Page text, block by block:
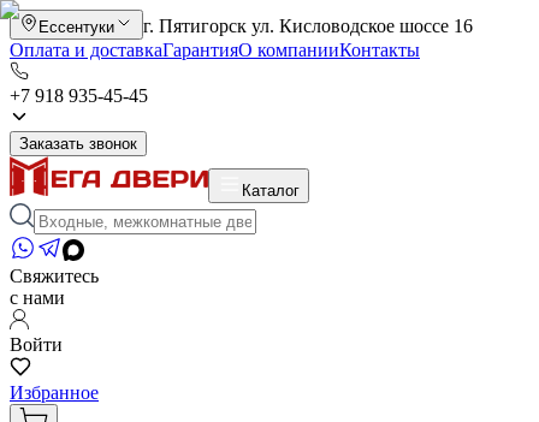
Ессентуки
г. Пятигорск ул. Кисловодское шоссе 16
Оплата и доставкаГарантияО компанииКонтакты
+7 918 935-45-45
Заказать звонок
Каталог
Свяжитесь
с нами
Войти
Избранное